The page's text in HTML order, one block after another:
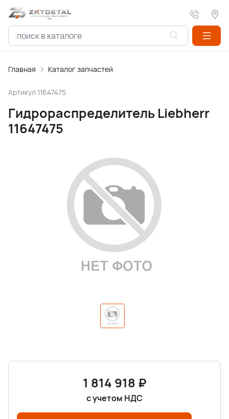
Главная Каталог запчастей
Артикул 11647475
Гидрораспределитель Liebherr
11647475
1 814 918 ₽
с учетом НДС